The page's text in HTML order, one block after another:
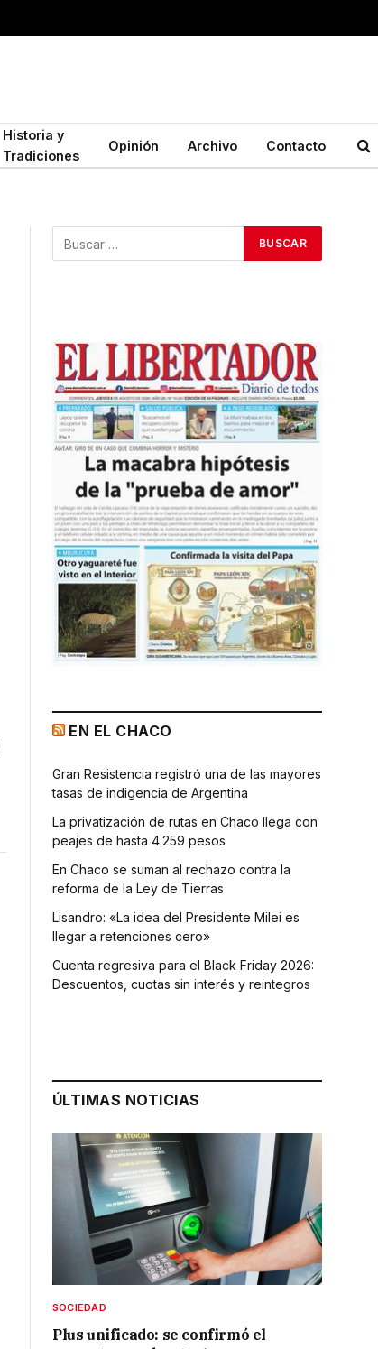
Historia y
Tradiciones
Opinión Archivo Contacto
EN EL CHACO
Gran Resistencia registró una de las mayores
tasas de indigencia de Argentina
La privatización de rutas en Chaco llega con
peajes de hasta 4.259 pesos
En Chaco se suman al rechazo contra la
reforma de la Ley de Tierras
Lisandro: «La idea del Presidente Milei es
llegar a retenciones cero»
Cuenta regresiva para el Black Friday 2026:
Descuentos, cuotas sin interés y reintegros
ÚLTIMAS NOTICIAS
SOCIEDAD
Plus unificado: se confirmó el